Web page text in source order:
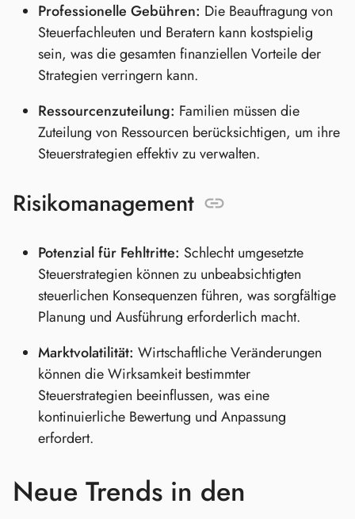
Professionelle Gebühren: Die Beauftragung von
Steuerfachleuten und Beratern kann kostspielig
sein, was die gesamten finanziellen Vorteile der
Strategien verringern kann.
Ressourcenzuteilung: Familien müssen die
Zuteilung von Ressourcen berücksichtigen, um ihre
Steuerstrategien effektiv zu verwalten.
Risikomanagement
Potenzial für Fehltritte: Schlecht umgesetzte
Steuerstrategien können zu unbeabsichtigten
steuerlichen Konsequenzen führen, was sorgfältige
Planung und Ausführung erforderlich macht.
Marktvolatilität: Wirtschaftliche Veränderungen
können die Wirksamkeit bestimmter
Steuerstrategien beeinflussen, was eine
kontinuierliche Bewertung und Anpassung
erfordert.
Neue Trends in den